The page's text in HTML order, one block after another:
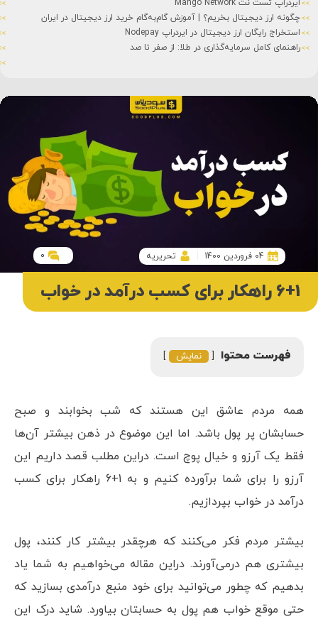
دیجیتال در ایران
استیکینگ (Staking) چیست؟
تفاوت کوین و توکن
شت کوین (Shitcoin) چیست؟
شبکه های بلاک چین
6+1 راهکار برای کسب درآمد در خواب
04 فروردین 1400 تحریریه 0
فهرست محتوا نمایش
همه مردم عاشق این هستند که شب بخوابند و صبح
حسابشان پر پول باشد. اما این موضوع در ذهن بیشتر آن‌ها
فقط یک آرزو و خیال پوچ است. دراین مطلب قصد داریم این
آرزو را برای شما برآورده کنیم و به 1+6 راهکار برای کسب
درآمد در خواب بپردازیم.
بیشتر مردم فکر می‌کنند که هرچقدر بیشتر کار کنند، پول
بیشتری هم درمی‌آورند. دراین مقاله می‌خواهیم به شما یاد
بدهیم که چطور می‌توانید برای خود منبع درآمدی بسازید که
حتی موقع خواب هم پول به حسابتان بیاورد. شاید درک این